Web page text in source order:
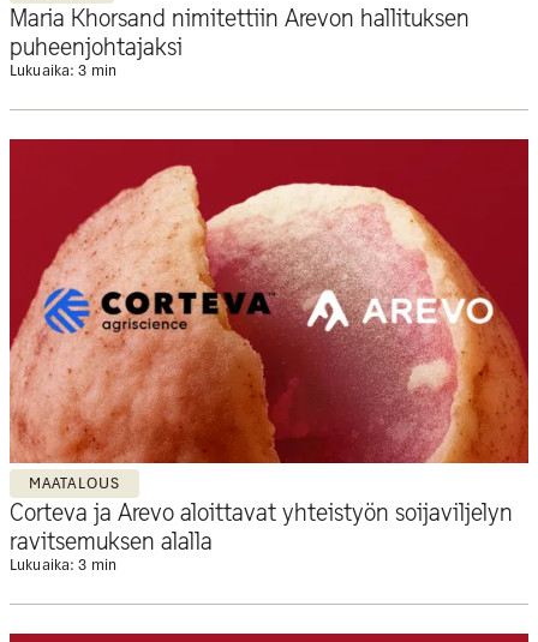
Maria Khorsand nimitettiin Arevon hallituksen
puheenjohtajaksi
Lukuaika: 3 min
MAATALOUS
Corteva ja Arevo aloittavat yhteistyön soijaviljelyn
ravitsemuksen alalla
Lukuaika: 3 min